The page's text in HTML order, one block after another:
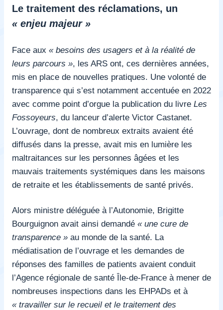
Le traitement des réclamations, un
« enjeu majeur »
Face aux « besoins des usagers et à la réalité de
leurs parcours », les ARS ont, ces dernières années,
mis en place de nouvelles pratiques. Une volonté de
transparence qui s’est notamment accentuée en 2022
avec comme point d’orgue la publication du livre Les
Fossoyeurs, du lanceur d’alerte Victor Castanet.
L’ouvrage, dont de nombreux extraits avaient été
diffusés dans la presse, avait mis en lumière les
maltraitances sur les personnes âgées et les
mauvais traitements systémiques dans les maisons
de retraite et les établissements de santé privés.
Alors ministre déléguée à l’Autonomie, Brigitte
Bourguignon avait ainsi demandé « une cure de
transparence » au monde de la santé. La
médiatisation de l’ouvrage et les demandes de
réponses des familles de patients avaient conduit
l’Agence régionale de santé Île-de-France à mener de
nombreuses inspections dans les EHPADs et à
« travailler sur le recueil et le traitement des